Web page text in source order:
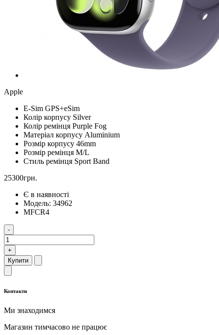
Apple
Е-Sim GPS+eSim
Колір корпусу Silver
Колір ремінця Purple Fog
Матеріал корпусу Aluminium
Розмір корпусу 46mm
Розмір ремінця M/L
Стиль ремінця Sport Band
25300грн.
Є в наявності
Модель: 34962
MFCR4
-
+
Купити
Контакти
Ми знаходимся
Магазин тимчасово не працює